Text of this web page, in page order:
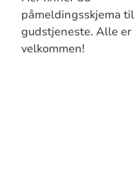
påmeldingsskjema til
gudstjeneste. Alle er
velkommen!